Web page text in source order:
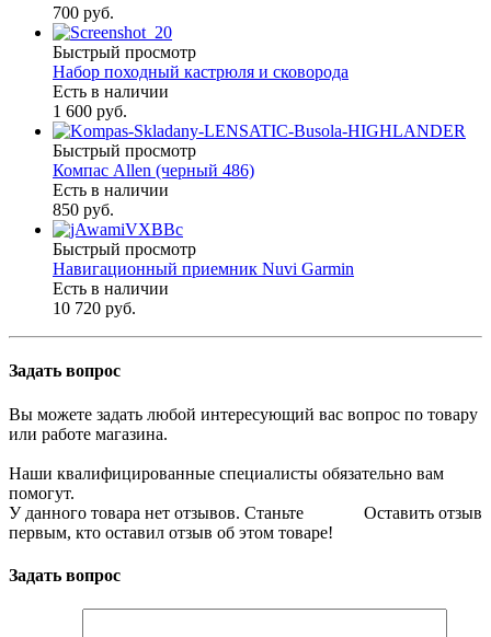
700 руб.
Быстрый просмотр
Набор походный кастрюля и сковорода
Есть в наличии
1 600 руб.
Быстрый просмотр
Компас Allen (черный 486)
Есть в наличии
850 руб.
Быстрый просмотр
Навигационный приемник Nuvi Garmin
Есть в наличии
10 720 руб.
Задать вопрос
Вы можете задать любой интересующий вас вопрос по товару
или работе магазина.
Наши квалифицированные специалисты обязательно вам
помогут.
Оставить отзыв
У данного товара нет отзывов. Станьте
первым, кто оставил отзыв об этом товаре!
Задать вопрос